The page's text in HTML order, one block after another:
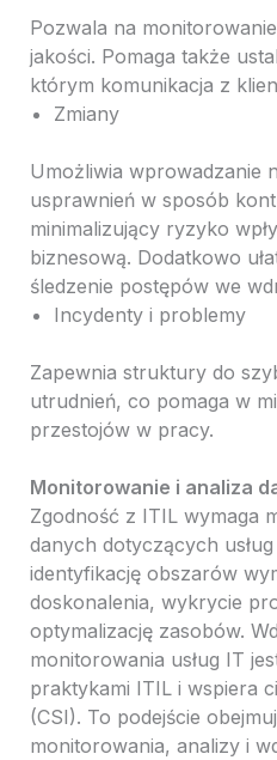
Pozwala na
jakości. Pomaga także
którym komunikacja z
Zmiany
Umożliwia wprowadzanie
usprawnień w sposób
minimalizujący ryzyko
biznesową. Dodatkowo
śledzenie postępów we
Incydenty i problemy
Zapewnia struktury do
utrudnień, co pomaga w
przestojów w pracy.
Monitorowanie i analiza
Zgodność z ITIL wymaga
danych dotyczących
identyfikację obszarów
doskonalenia, wykrycie
optymalizację zasobów.
monitorowania usług IT
praktykami ITIL i wspiera
(CSI). To podejście
monitorowania, analizy i